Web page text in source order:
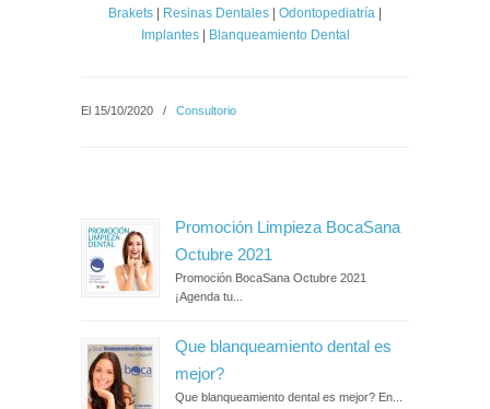
Brakets Resinas Dentales Odontopediatría
Implantes| Blanqueamiento Dental
El 15/10/2020 / Consultorio
Promoción Limpieza BocaSana
Octubre 2021
Promoción BocaSana Octubre 2021
¡Agenda tu...
Que blanqueamiento dental es
mejor?
Que blanqueamiento dental es mejor? En...